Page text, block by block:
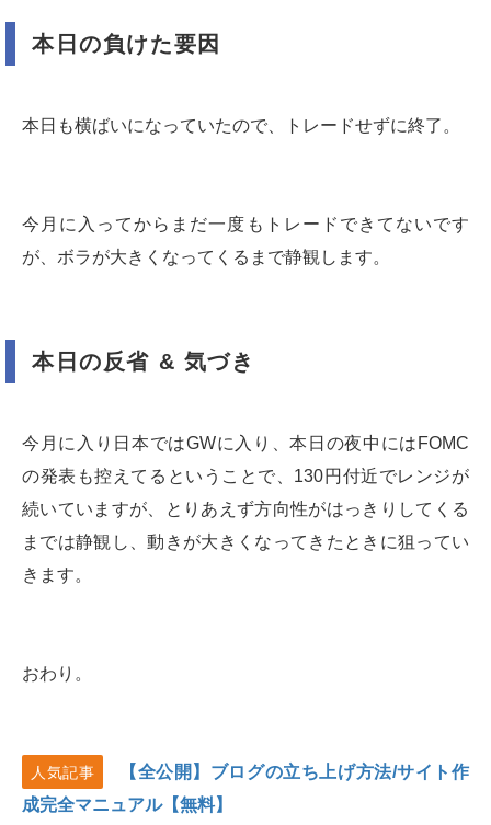
本日の負けた要因
本日も横ばいになっていたので、トレードせずに終了。
今月に入ってからまだ一度もトレードできてないです
が、ボラが大きくなってくるまで静観します。
本日の反省 & 気づき
今月に入り日本ではGWに入り、本日の夜中にはFOMC
の発表も控えてるということで、130円付近でレンジが
続いていますが、とりあえず方向性がはっきりしてくる
までは静観し、動きが大きくなってきたときに狙ってい
きます。
おわり。
人気記事
【全公開】ブログの立ち上げ方法/サイト作
成完全マニュアル【無料】